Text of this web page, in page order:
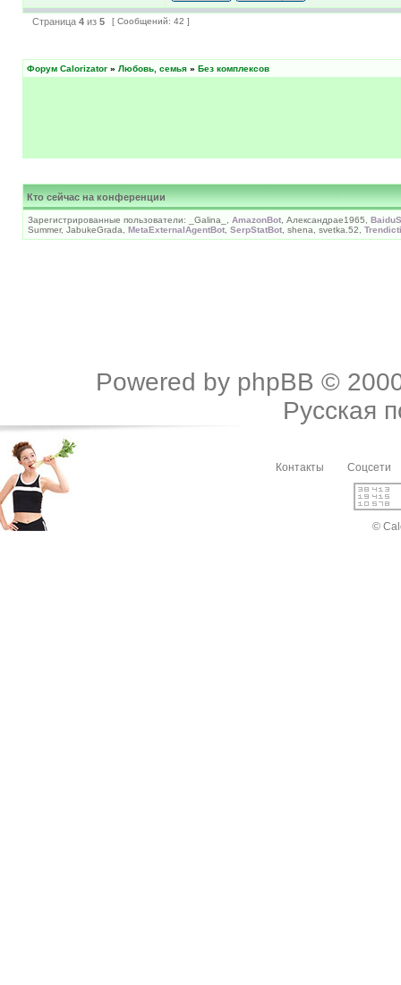
Страница 4 из 5 [ Сообщений: 42 ]
Форум Calorizator » Любовь, семья » Без комплексов
Кто сейчас на конференции
Зарегистрированные пользователи: _Galina_, AmazonBot , Александраe1965,
Summer, JabukeGrada, MetaExternalAgentBot SerpStatBot , shena, svetka.52,
Powered by phpBB ©
Русская
Контакты Соцсети
©